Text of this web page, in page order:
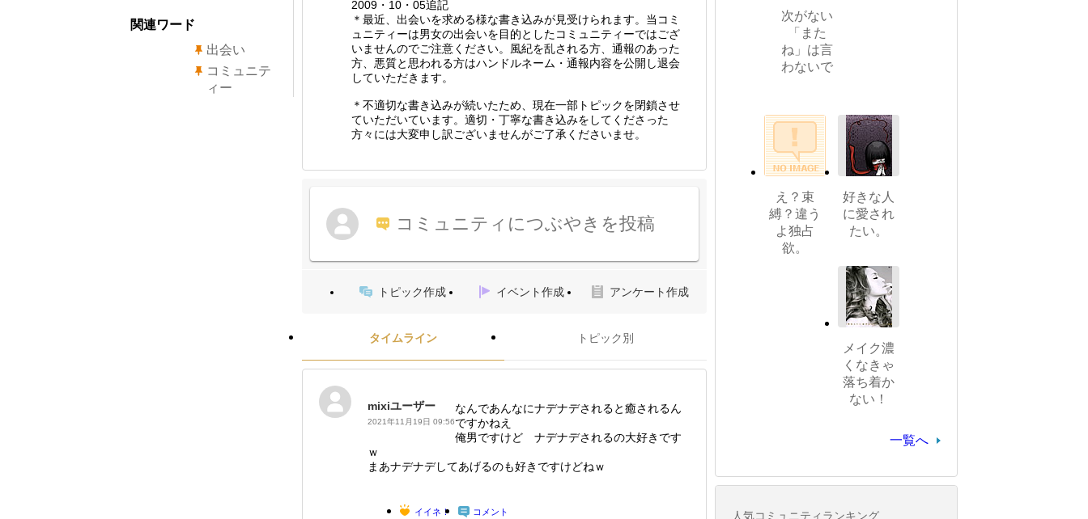
2009・10・05追記
＊最近、出会いを求める様な書き込みが見受けられます。当コミ
ュニティーは男女の出会いを目的としたコミュニティーではござ
いませんのでご注意ください。風紀を乱される方、通報のあった
方、悪質と思われる方はハンドルネーム・通報内容を公開し退会
していただきます。
＊不適切な書き込みが続いたため、現在一部トピックを閉鎖させ
ていただいています。適切・丁寧な書き込みをしてくださった
方々には大変申し訳ございませんがご了承くださいませ。
コミュニティにつぶやきを投稿
トピック作成 イベント作成 アンケート作成
タイムライン トピック別
mixiユーザー
2021年11月19日 09:56
なんであんなにナデナデされると癒されるん
ですかねえ
俺男ですけど ナデナデされるの大好きです
ｗ
まあナデナデしてあげるのも好きですけどねｗ
イイネ！ コメント
関連ワード
出会い
コミュニテ
ィー
次がない
「また
ね」は言
わないで
え？束
縛？違う
よ独占
欲。
好きな人
に愛され
たい。
メイク濃
くなきゃ
落ち着か
ない！
一覧へ
人気コミュニティランキング